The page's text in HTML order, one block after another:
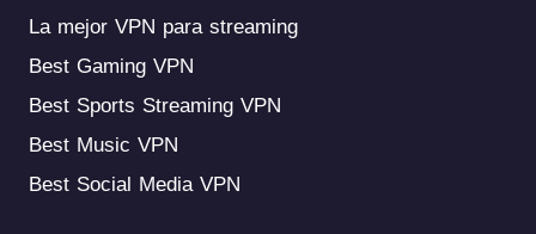
La mejor VPN para streaming
Best Gaming VPN
Best Sports Streaming VPN
Best Music VPN
Best Social Media VPN